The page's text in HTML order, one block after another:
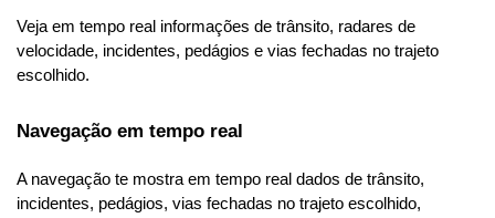
Veja em tempo real informações de trânsito, radares de
velocidade, incidentes, pedágios e vias fechadas no trajeto
escolhido.
Navegação em tempo real
A navegação te mostra em tempo real dados de trânsito,
incidentes, pedágios, vias fechadas no trajeto escolhido,